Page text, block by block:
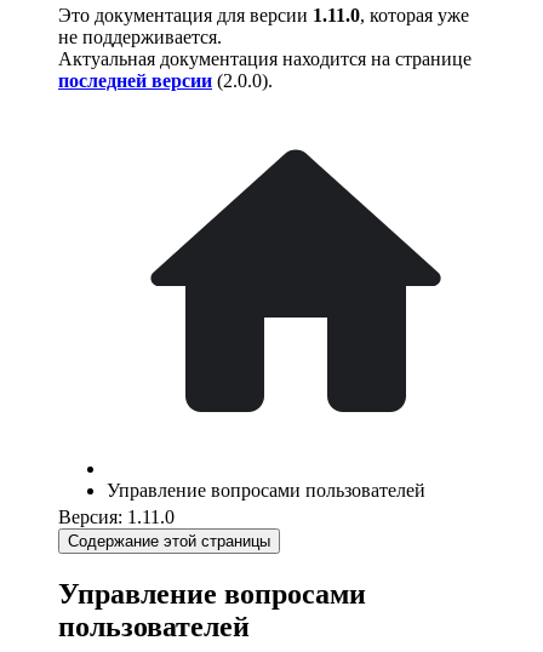
Это документация для версии 1.11.0, которая уже
не поддерживается.
Актуальная документация находится на странице
последней версии (2.0.0).
Управление вопросами пользователей
Версия: 1.11.0
Содержание этой страницы
Управление вопросами
пользователей